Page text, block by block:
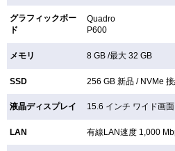
グラフィックボー
ド
Quadro
P600
メモリ 8 GB /最大 32 GB
SSD 256 GB新品 / NVMe
液晶ディスプレイ 15.6 インチ ワイド画
LAN 有線LAN速度 1,000